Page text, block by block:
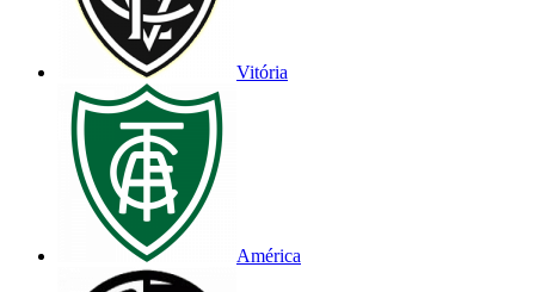
Vitória
América